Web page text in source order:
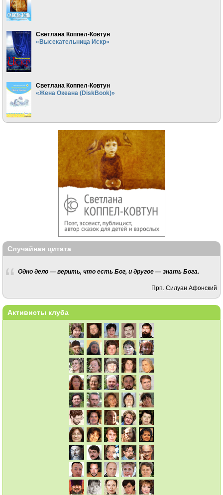
Светлана Коппел-Ковтун
«Высекательница Искр»
Светлана Коппел-Ковтун
«Жена Океана (DiskBook)»
Случайная цитата
Одно дело — верить, что есть Бог, и другое — знать Бога.
Прп. Силуан Афонский
Активисты клуба